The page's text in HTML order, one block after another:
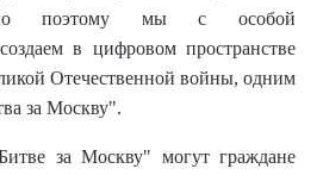
поэтому мы с особой
в цифровом пространстве
Отечественной войны, одним
за Москву".
за Москву" могут граждане